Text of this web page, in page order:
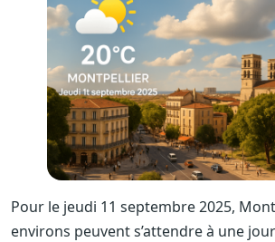
Pour le jeudi 11 septembre 2025,
environs peuvent s’attendre à une